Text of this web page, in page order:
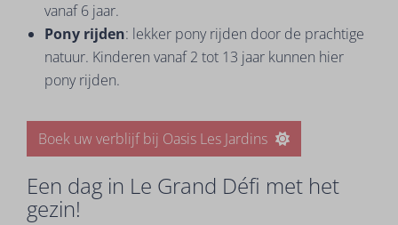
vanaf 6 jaar.
Pony rijden: lekker pony rijden door de prachtige
natuur. Kinderen vanaf 2 tot 13 jaar kunnen hier
pony rijden.
Boek uw verblijf bij Oasis Les Jardins
Een dag in Le Grand Défi met het
gezin!